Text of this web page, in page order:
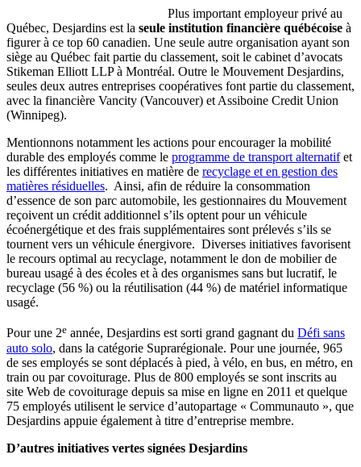
Plus important employeur privé au
Québec, Desjardins est la seule institution financière québécoise à
figurer à ce top 60 canadien. Une seule autre organisation ayant son
siège au Québec fait partie du classement, soit le cabinet d’avocats
Stikeman Elliott LLP à Montréal. Outre le Mouvement Desjardins,
seules deux autres entreprises coopératives font partie du classement,
avec la financière Vancity (Vancouver) et Assiboine Credit Union
(Winnipeg).
Mentionnons notamment les actions pour encourager la mobilité
durable des employés comme le programme de transport alternatifet
les différentes initiatives en matière de recyclage et en gestion des
matières résiduelles. Ainsi, afin de réduire la consommation
d’essence de son parc automobile, les gestionnaires du Mouvement
reçoivent un crédit additionnel s’ils optent pour un véhicule
écoénergétique et des frais supplémentaires sont prélevés s’ils se
tournent vers un véhicule énergivore. Diverses initiatives favorisent
le recours optimal au recyclage, notamment le don de mobilier de
bureau usagé à des écoles et à des organismes sans but lucratif, le
recyclage (56 %) ou la réutilisation (44 %) de matériel informatique
usagé.
Pour une 2e année, Desjardins est sorti grand gagnant du Défi sans
auto solo, dans la catégorie Suprarégionale. Pour une journée, 965
de ses employés se sont déplacés à pied, à vélo, en bus, en métro, en
train ou par covoiturage. Plus de 800 employés se sont inscrits au
site Web de covoiturage depuis sa mise en ligne en 2011 et quelque
75 employés utilisent le service d’autopartage « Communauto », que
Desjardins appuie également à titre d’entreprise membre.
D’autres initiatives vertes signées Desjardins